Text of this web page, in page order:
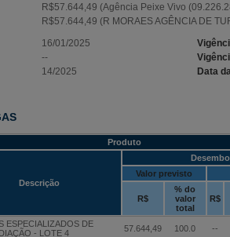
R$57.644,49 (Agência Peixe Vivo
R$57.644,49 (R MORAES AGÊNCIA DE
16/01/2025
--
14/2025
Data
Produto
Descrição
Valor previsto
R$
% do
valor
total
R$
ESPECIALIZADOS DE
- LOTE 4
57.644,49 100.0 --